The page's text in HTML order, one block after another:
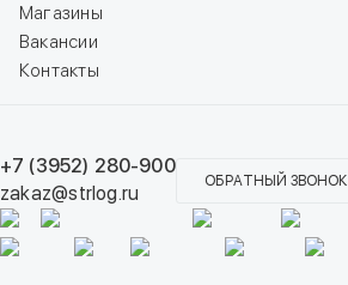
Магазины
Вакансии
Контакты
+7 (3952) 280-900
zakaz@strlog.ru
ОБРАТНЫЙ ЗВОНОК